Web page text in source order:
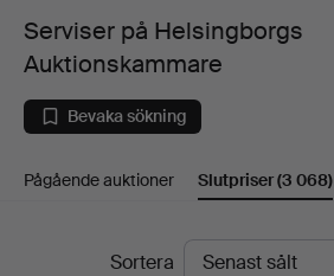
på
Helsingborgs
Auktionskammare
Serviser på Helsingborgs
Auktionskammare
Bevaka sökning
Pågående auktioner Slutpriser(3 068)
SlutpriserSortera